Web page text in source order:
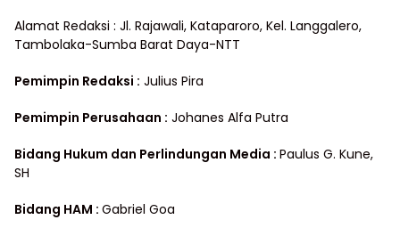
Alamat Redaksi : Jl. Rajawali, Kataparoro, Kel. Langgalero,
Tambolaka-Sumba Barat Daya-NTT
Pemimpin Redaksi : Julius Pira
Pemimpin Perusahaan : Johanes Alfa Putra
Bidang Hukum dan Perlindungan Media : Paulus G. Kune,
SH
Bidang HAM : Gabriel Goa